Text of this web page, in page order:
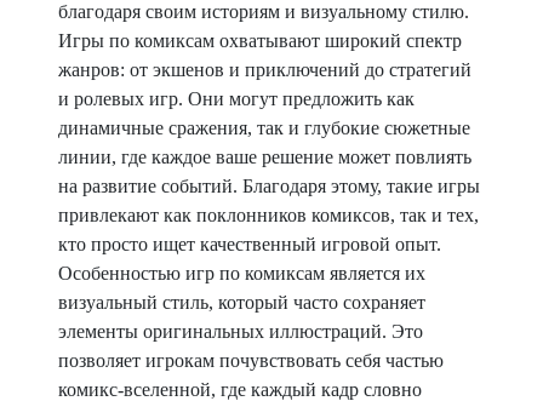
благодаря своим историям и визуальному стилю.
Игры по комиксам охватывают широкий спектр
жанров: от экшенов и приключений до стратегий
и ролевых игр. Они могут предложить как
динамичные сражения, так и глубокие сюжетные
линии, где каждое ваше решение может повлиять
на развитие событий. Благодаря этому, такие игры
привлекают как поклонников комиксов, так и тех,
кто просто ищет качественный игровой опыт.
Особенностью игр по комиксам является их
визуальный стиль, который часто сохраняет
элементы оригинальных иллюстраций. Это
позволяет игрокам почувствовать себя частью
комикс-вселенной, где каждый кадр словно